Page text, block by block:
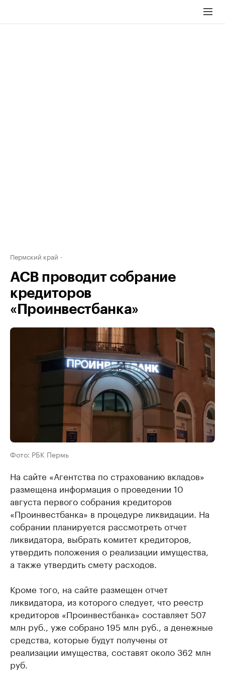
Пермский край
АСВ проводит собрание
кредиторов
«Проинвестбанка»
Фото: РБК Пермь
На сайте «Агентства по страхованию вкладов»
размещена информация о проведении 10
августа первого собрания кредиторов
«Проинвестбанка» в процедуре ликвидации. На
собрании планируется рассмотреть отчет
ликвидатора, выбрать комитет кредиторов,
утвердить положения о реализации имущества,
а также утвердить смету расходов.
Кроме того, на сайте размещен отчет
ликвидатора, из которого следует, что реестр
кредиторов «Проинвестбанка» составляет 507
млн руб., уже собрано 195 млн руб., а денежные
средства, которые будут получены от
реализации имущества, составят около 362 млн
руб.